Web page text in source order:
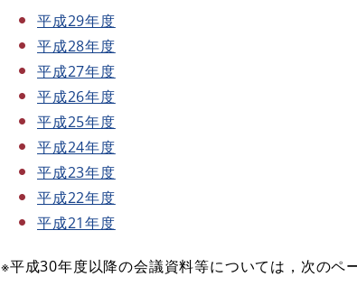
平成29年度
平成28年度
平成27年度
平成26年度
平成25年度
平成24年度
平成23年度
平成22年度
平成21年度
※平成30年度以降の会議資料等については，次のペ